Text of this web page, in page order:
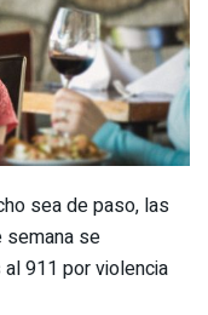
sea de paso, las
se
911 por violencia